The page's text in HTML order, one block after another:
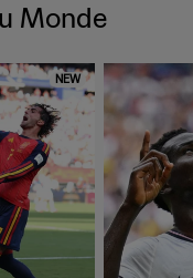
Monde
NEW